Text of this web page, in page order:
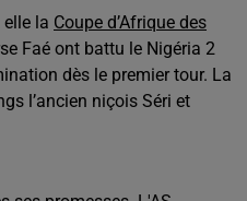
elle la Coupe d’Afrique des
Faé ont battu le Nigéria 2
dès le premier tour. La
l’ancien niçois Séri et